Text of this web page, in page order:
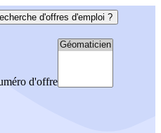
d'offres d'emploi ?
d'offre